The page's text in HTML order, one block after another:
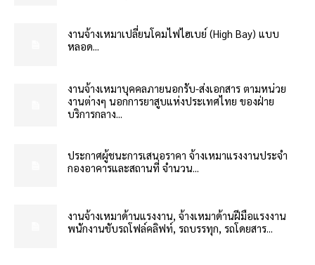
งานจ้างเหมาเปลี่ยนโคมไฟไฮเบย์ (High Bay) แบบ
หลอด...
งานจ้างเหมาบุคคลภายนอกรับ-ส่งเอกสาร ตามหน่วย
งานต่างๆ นอกการยาสูบแห่งประเทศไทย ของฝ่าย
บริการกลาง...
ประกาศผู้ชนะการเสนอราคา จ้างเหมาแรงงานประจำ
กองอาคารและสถานที่ จำนวน...
งานจ้างเหมาด้านแรงงาน, จ้างเหมาด้านฝีมือแรงงาน
พนักงานขับรถโฟล์คลิฟท์, รถบรรทุก, รถโดยสาร...